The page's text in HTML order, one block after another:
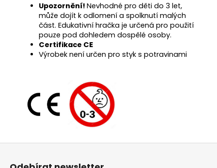
Upozornění! Nevhodné pro děti do 3 let,
může dojít k odlomení a spolknutí malých
část. Edukativní hračka je určená pro použití
pouze pod dohledem dospělé osoby.
Certifikace CE
Výrobek není určen pro styk s potravinami
Z